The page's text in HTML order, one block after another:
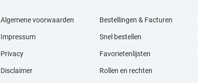
Algemene voorwaarden
Impressum
Privacy
Disclaimer
Bestellingen & Facturen
Snel bestellen
Favorietenlijsten
Rollen en rechten